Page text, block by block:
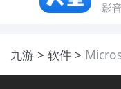
影
九游 软件